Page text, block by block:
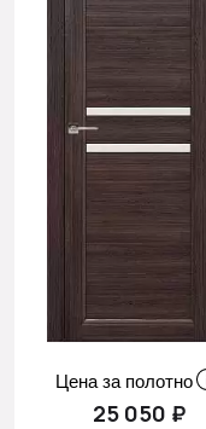
Цена за полотно
25 050 ₽